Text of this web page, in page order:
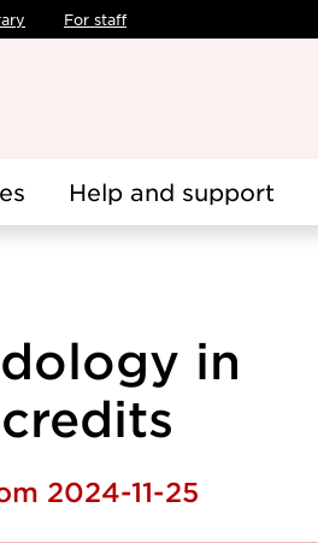
For staff
Help and support
in
2024-11-25